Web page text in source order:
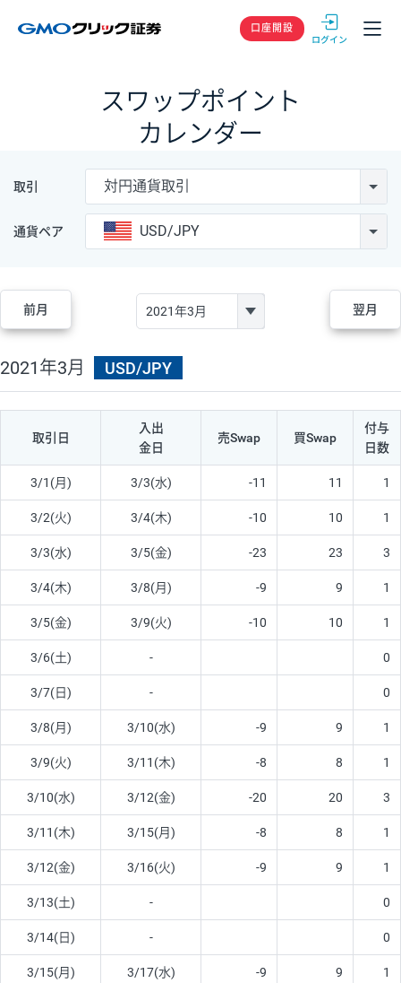
GMOクリック
口座開設
スワップポイント
カレンダー
取引 対円通貨取引
通貨ペア USD/JPY
前月 翌月
2021年3月 USD/JPY
取引日
入出
金日
売Swap 買Swap
付与
日数
3/1(月) 3/3(水) -11 11 1
3/2(火) 3/4(木) -10 10 1
3/3(水) 3/5(金) -23 23 3
3/4(木) 3/8(月) -9 9 1
3/5(金) 3/9(火) -10 10 1
3/6(土) - 0
3/7(日) - 0
3/8(月) 3/10(水) -9 9 1
3/9(火) 3/11(木) -8 8 1
3/10(水) 3/12(金) -20 20 3
3/11(木) 3/15(月) -8 8 1
3/12(金) 3/16(火) -9 9 1
3/13(土) - 0
3/14(日) - 0
3/15(月) 3/17(水) -9 9 1